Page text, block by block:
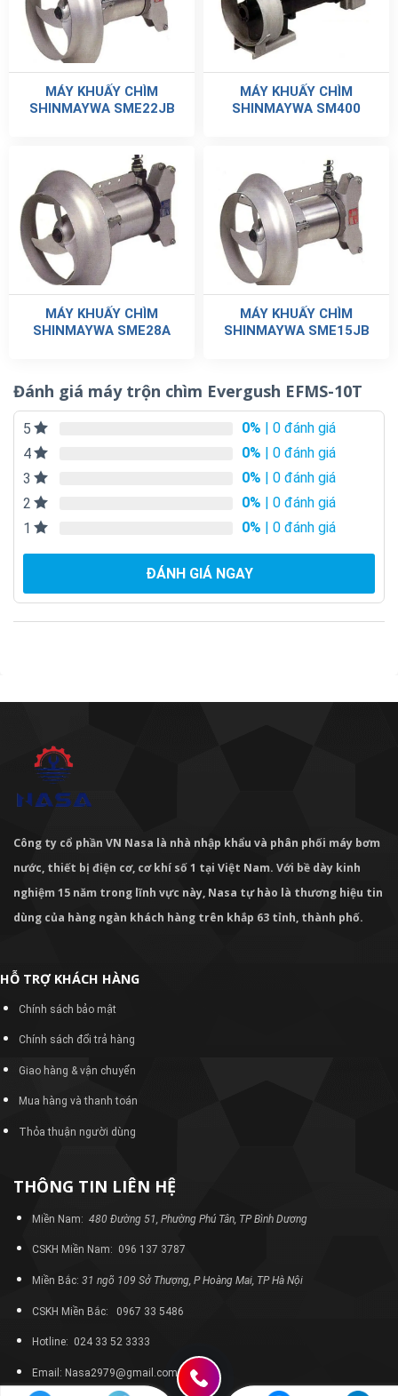
MÁY KHUẤY CHÌM
SHINMAYWA SME22JB
MÁY KHUẤY CHÌM
SHINMAYWA SM400
MÁY KHUẤY CHÌM
SHINMAYWA SME28A
MÁY KHUẤY CHÌM
SHINMAYWA SME15JB
Đánh giá máy trộn chìm Evergush EFMS-10T
5 0% | 0 đánh giá
4
0% | 0 đánh giá
3
0% | 0 đánh giá
2
0% | 0 đánh giá
1
0% | 0 đánh giá
ĐÁNH GIÁ NGAY
Công ty cổ phần VN Nasa là nhà nhập khẩu và phân phối máy bơm
nước, thiết bị điện cơ, cơ khí số 1 tại Việt Nam. Với bề dày kinh
nghiệm 15 năm trong lĩnh vực này, Nasa tự hào là thương hiệu tin
dùng của hàng ngàn khách hàng trên khắp 63 tỉnh, thành phố.
HỖ TRỢ KHÁCH HÀNG
Chính sách bảo mật
Chính sách đổi trả hàng
Giao hàng & vận chuyển
Mua hàng và thanh toán
Thỏa thuận người dùng
THÔNG TIN LIÊN HỆ
Miền Nam: 480 Đường 51, Phường Phú Tân, TP Bình Dương
CSKH Miền Nam: 096 137 3787
Miền Bắc: 31 ngõ 109 Sở Thượng, P Hoàng Mai, TP Hà Nội
CSKH Miền Bắc: 0967 33 5486
Hotline: 024 33 52 3333
Email: Nasa2979@gmail.com